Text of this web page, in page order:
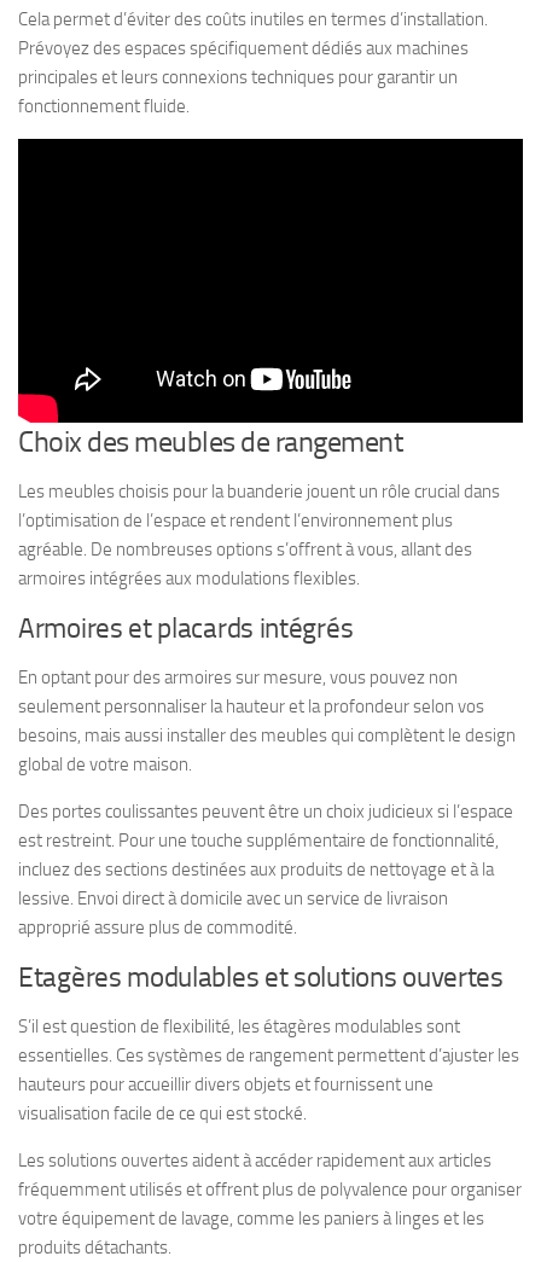
Cela permet d’éviter des coûts inutiles en termes d’installation.
Prévoyez des espaces spécifiquement dédiés aux machines
principales et leurs connexions techniques pour garantir un
fonctionnement fluide.
Choix des meubles de rangement
Les meubles choisis pour la buanderie jouent un rôle crucial dans
l’optimisation de l’espace et rendent l’environnement plus
agréable. De nombreuses options s’offrent à vous, allant des
armoires intégrées aux modulations flexibles.
Armoires et placards intégrés
En optant pour des armoires sur mesure, vous pouvez non
seulement personnaliser la hauteur et la profondeur selon vos
besoins, mais aussi installer des meubles qui complètent le design
global de votre maison.
Des portes coulissantes peuvent être un choix judicieux si l’espace
est restreint. Pour une touche supplémentaire de fonctionnalité,
incluez des sections destinées aux produits de nettoyage et à la
lessive. Envoi direct à domicile avec un service de livraison
approprié assure plus de commodité.
Etagères modulables et solutions ouvertes
S’il est question de flexibilité, les étagères modulables sont
essentielles. Ces systèmes de rangement permettent d’ajuster les
hauteurs pour accueillir divers objets et fournissent une
visualisation facile de ce qui est stocké.
Les solutions ouvertes aident à accéder rapidement aux articles
fréquemment utilisés et offrent plus de polyvalence pour organiser
votre équipement de lavage, comme les paniers à linges et les
produits détachants.